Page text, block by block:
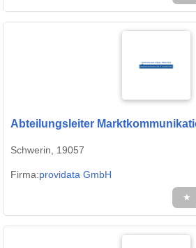
Abteilungsleiter
Schwerin, 19057
Firma:providata GmbH
★